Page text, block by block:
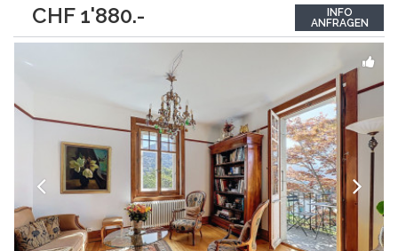
CHF 1'880.-
choses. Pourvu d'un joli balcon, l'appartement bénéficie
également d'un...
INFO
ANFRAGEN